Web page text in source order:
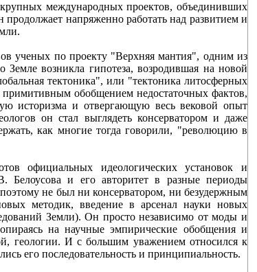
международных проектов, объединивших
напряженно работать над развитием и
ученых по проекту "Верхняя мантия", одним из
возникла гипотеза, возродившая на новой
тектоника", или "тектоника литосферных
обобщением недостаточных фактов,
историзма и отвергающую весь вековой опыт
он стал выглядеть консерватором и даже
как многие тогда говорили, "революцию в
официальных идеологических установок и
Белоусова и его авторитет в разные периоды
не был ни консерватором, ни безудержным
методик, введение в арсенал науки новых
Земли). Он просто независимо от моды и
на научные эмпирические обобщения и
геологии. И с большим уважением относился к
его последовательность и принципиальность.